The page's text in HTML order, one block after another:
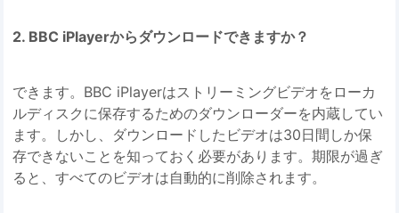
2. BBC iPlayerからダウンロードできますか？
できます。BBC iPlayerはストリーミングビデオをローカ
ルディスクに保存するためのダウンローダーを内蔵してい
ます。しかし、ダウンロードしたビデオは30日間しか保
存できないことを知っておく必要があります。期限が過ぎ
ると、すべてのビデオは自動的に削除されます。